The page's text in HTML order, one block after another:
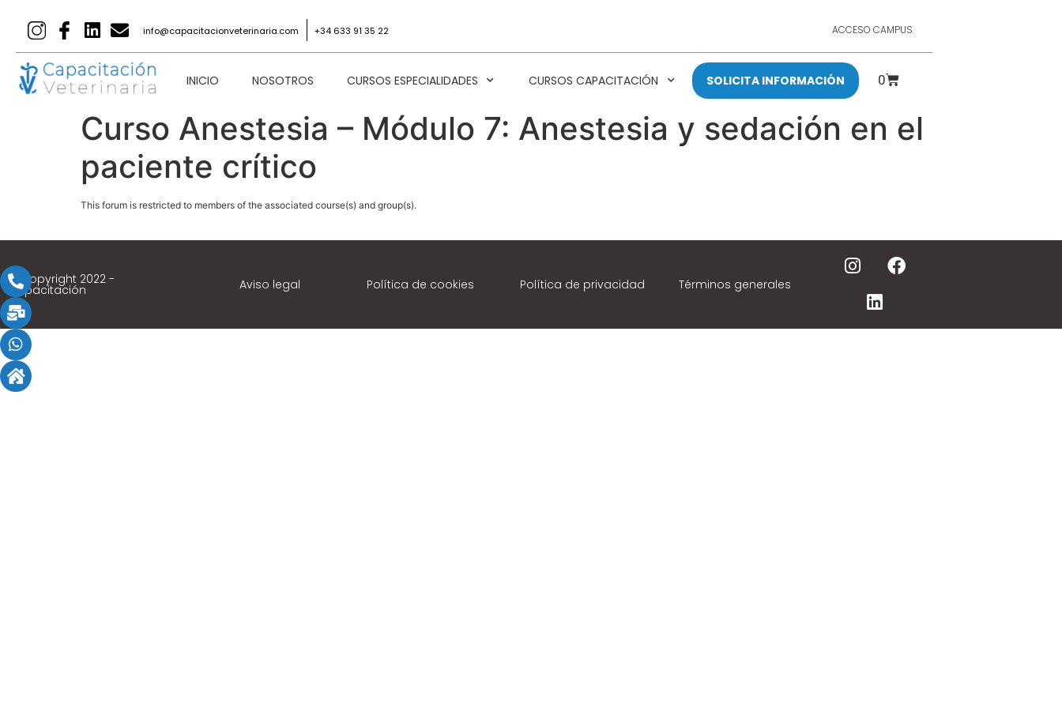
info@capacitacionveterinaria.com +34 633 91 35 22 ACCESO CAMPUS
INICIO NOSOTROS CURSOS ESPECIALIDADES CURSOS CAPACITACIÓN SOLICITA INFORMACIÓN 0
Curso Anestesia – Módulo 7: Anestesia y sedación en el
paciente crítico
This forum is restricted to members of the associated course(s) and group(s).
© Copyright 2022 -
Capacitación Aviso legal Política de cookies Política de privacidad Términos generales